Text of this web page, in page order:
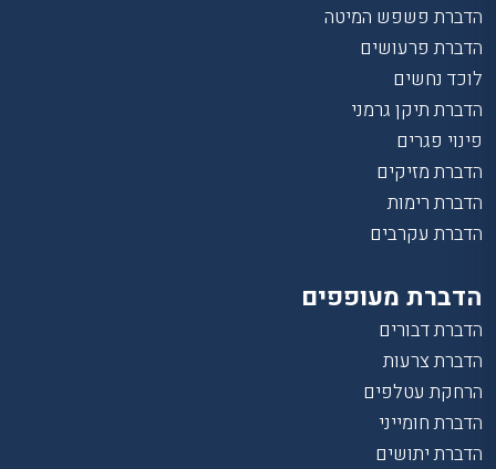
הדברת פשפש המיטה
הדברת פרעושים
לוכד נחשים
הדברת תיקן גרמני
פינוי פגרים
הדברת מזיקים
הדברת רימות
הדברת עקרבים
הדברת מעופפים
הדברת דבורים
הדברת צרעות
הרחקת עטלפים
הדברת חומייני
הדברת יתושים